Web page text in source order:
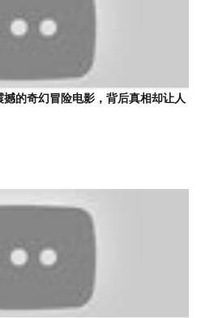
撼的奇幻冒险电影，背后真相却让人